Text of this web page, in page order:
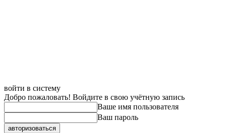
войти в систему
Добро пожаловать! Войдите в свою учётную запись
Ваше имя пользователя
Ваш пароль